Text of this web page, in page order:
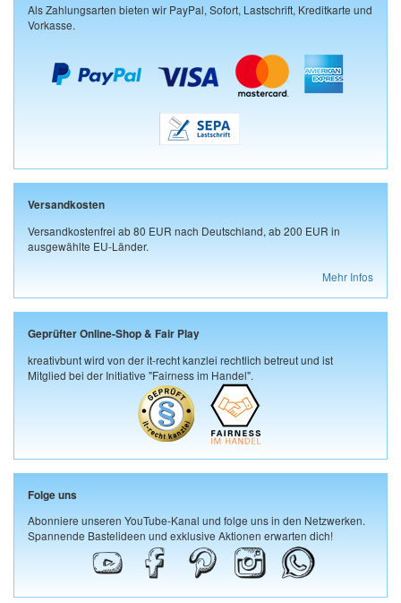
Als Zahlungsarten bieten wir PayPal, Sofort, Lastschrift, Kreditkarte und
Vorkasse.
Versandkosten
Versandkostenfrei ab 80 EUR nach Deutschland, ab 200 EUR in
ausgewählte EU-Länder.
Mehr Infos
Geprüfter Online-Shop & Fair Play
kreativbunt wird von der it-recht kanzlei rechtlich betreut und ist
Mitglied bei der Initiative "Fairness im Handel".
Folge uns
Abonniere unseren YouTube-Kanal und folge uns in den Netzwerken.
Spannende Bastelideen und exklusive Aktionen erwarten dich!